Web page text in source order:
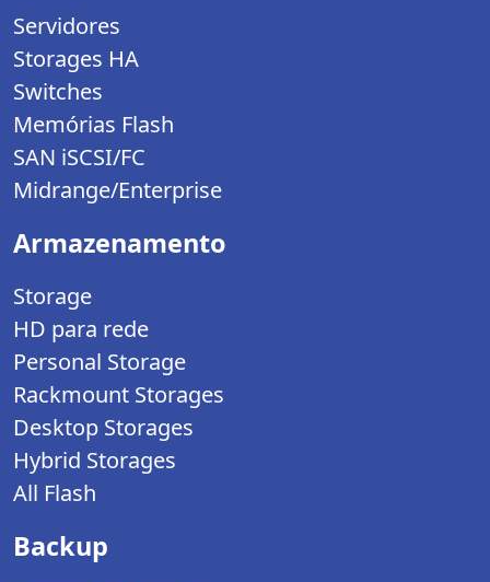
Servidores
Storages HA
Switches
Memórias Flash
SAN iSCSI/FC
Midrange/Enterprise
Armazenamento
Storage
HD para rede
Personal Storage
Rackmount Storages
Desktop Storages
Hybrid Storages
All Flash
Backup